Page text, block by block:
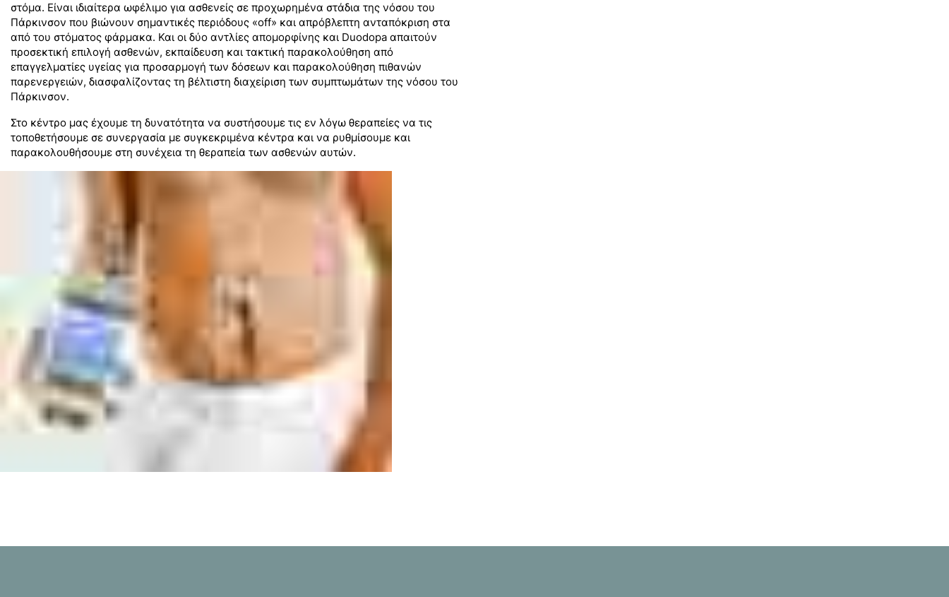
στόμα. Είναι ιδιαίτερα ωφέλιμο για ασθενείς σε προχωρημένα στάδια της νόσου του
Πάρκινσον που βιώνουν σημαντικές περιόδους «off» και απρόβλεπτη ανταπόκριση στα
από του στόματος φάρμακα. Και οι δύο αντλίες απομορφίνης και Duodopa απαιτούν
προσεκτική επιλογή ασθενών, εκπαίδευση και τακτική παρακολούθηση από
επαγγελματίες υγείας για προσαρμογή των δόσεων και παρακολούθηση πιθανών
παρενεργειών, διασφαλίζοντας τη βέλτιστη διαχείριση των συμπτωμάτων της νόσου του
Πάρκινσον.
Στο κέντρο μας έχουμε τη δυνατότητα να συστήσουμε τις εν λόγω θεραπείες να τις
τοποθετήσουμε σε συνεργασία με συγκεκριμένα κέντρα και να ρυθμίσουμε και
παρακολουθήσουμε στη συνέχεια τη θεραπεία των ασθενών αυτών.